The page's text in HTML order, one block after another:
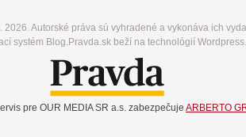
2026. Autorské práva sú vyhradené a vykonáva ich
systém Blog.Pravda.sk beží na technológií Wordpress.
pre OUR MEDIA SR a.s. zabezpečuje ARBERTO